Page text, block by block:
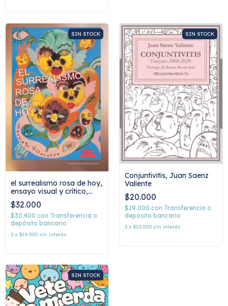
SIN STOCK
el surrealismo rosa de hoy,
ensayo visual y crítico,
santiago villanueva
$32.000
$30.400 con Transferencia o
depósito bancario
2 x $16.000 sin interés
SIN STOCK
Conjuntivitis, Juan Saenz
Valiente
$20.000
$19.000 con Transferencia o
depósito bancario
2 x $10.000 sin interés
SIN STOCK